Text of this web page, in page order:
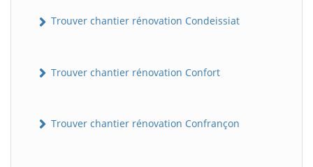
Trouver chantier rénovation Condeissiat
Trouver chantier rénovation Confort
Trouver chantier rénovation Confrançon
B Assistant en ligne